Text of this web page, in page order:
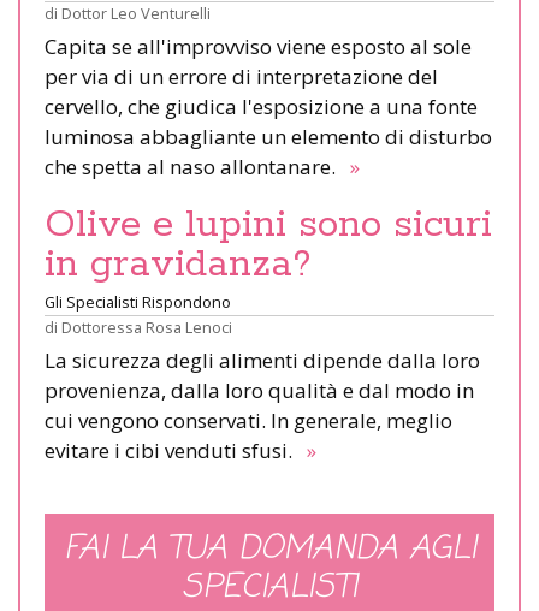
di Dottor Leo Venturelli
Capita se all'improvviso viene esposto al sole
per via di un errore di interpretazione del
cervello, che giudica l'esposizione a una fonte
luminosa abbagliante un elemento di disturbo
che spetta al naso allontanare. »
Olive e lupini sono sicuri
in gravidanza?
Gli Specialisti Rispondono
di Dottoressa Rosa Lenoci
La sicurezza degli alimenti dipende dalla loro
provenienza, dalla loro qualità e dal modo in
cui vengono conservati. In generale, meglio
evitare i cibi venduti sfusi. »
FAI LA TUA DOMANDA AGLI
SPECIALISTI